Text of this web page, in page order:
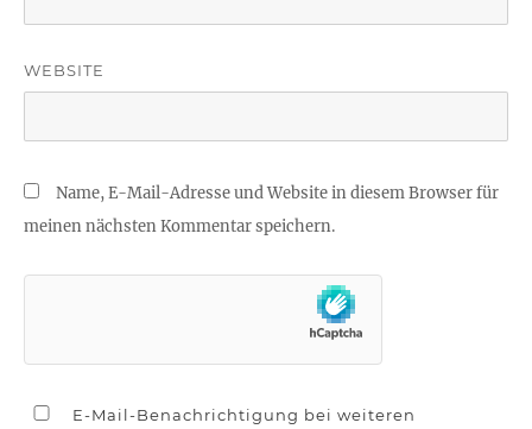
WEBSITE
Name, E-Mail-Adresse und Website in diesem Browser für
meinen nächsten Kommentar speichern.
E-Mail-Benachrichtigung bei weiteren